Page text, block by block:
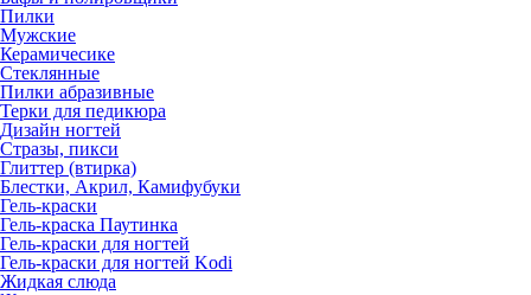
Пилки
Мужские
Керамичесике
Стеклянные
Пилки абразивные
Терки для педикюра
Дизайн ногтей
Стразы, пикси
Глиттер (втирка)
Блестки, Акрил, Камифубуки
Гель-краски
Гель-краска Паутинка
Гель-краски для ногтей
Гель-краски для ногтей Kodi
Жидкая слюда